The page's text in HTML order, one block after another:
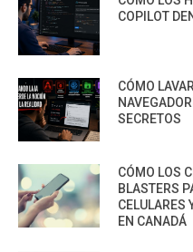
COPILOT
CÓMO
SECRETOS
CÓMO LOS
BLASTERS
CELULARES
EN CANADÁ